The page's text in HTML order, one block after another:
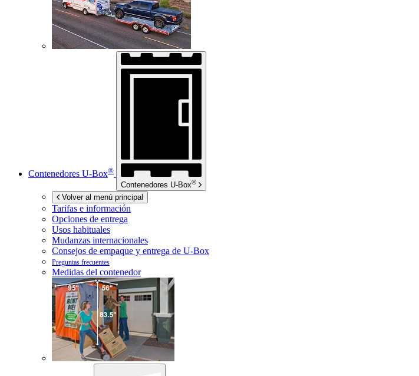
Contenedores U-Box®
Contenedores U-Box®
Volver al menú principal
Tarifas e información
Opciones de entrega
Usos habituales
Mudanzas internacionales
Consejos de empaque y entrega de U-Box
Preguntas frecuentes
Medidas del contenedor